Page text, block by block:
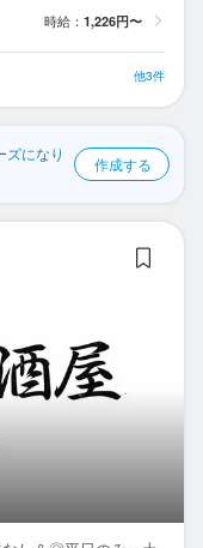
時給： 1,226円〜
他3件
ズになり
作成する